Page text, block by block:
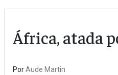
África, atada
PorAude Martin